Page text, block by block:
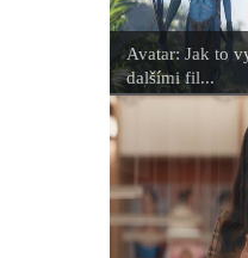
Avatar: Jak to
dalšími fil...